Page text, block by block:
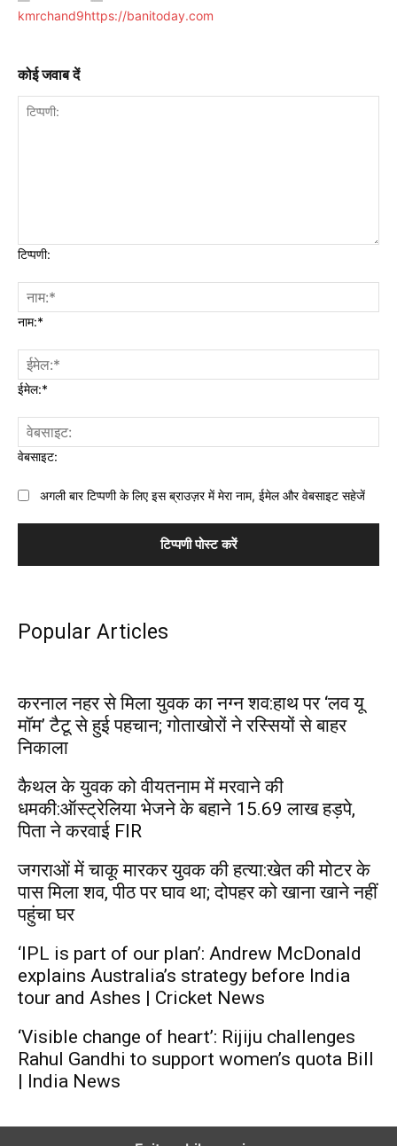
kmrchand9https://banitoday.com
कोई जवाब दें
टिप्पणी:
नाम:*
ईमेल:*
वेबसाइट:
अगली बार टिप्पणी के लिए इस ब्राउज़र में मेरा नाम, ईमेल और वेबसाइट सहेजें
Popular Articles
करनाल नहर से मिला युवक का नग्न शव:हाथ पर ‘लव यू
मॉम’ टैटू से हुई पहचान; गोताखोरों ने रस्सियों से बाहर
निकाला
कैथल के युवक को वीयतनाम में मरवाने की
धमकी:ऑस्ट्रेलिया भेजने के बहाने 15.69 लाख हड़पे,
पिता ने करवाई FIR
जगराओं में चाकू मारकर युवक की हत्या:खेत की मोटर के
पास मिला शव, पीठ पर घाव था; दोपहर को खाना खाने नहीं
पहुंचा घर
‘IPL is part of our plan’: Andrew McDonald
explains Australia’s strategy before India
tour and Ashes | Cricket News
‘Visible change of heart’: Rijiju challenges
Rahul Gandhi to support women’s quota Bill
| India News